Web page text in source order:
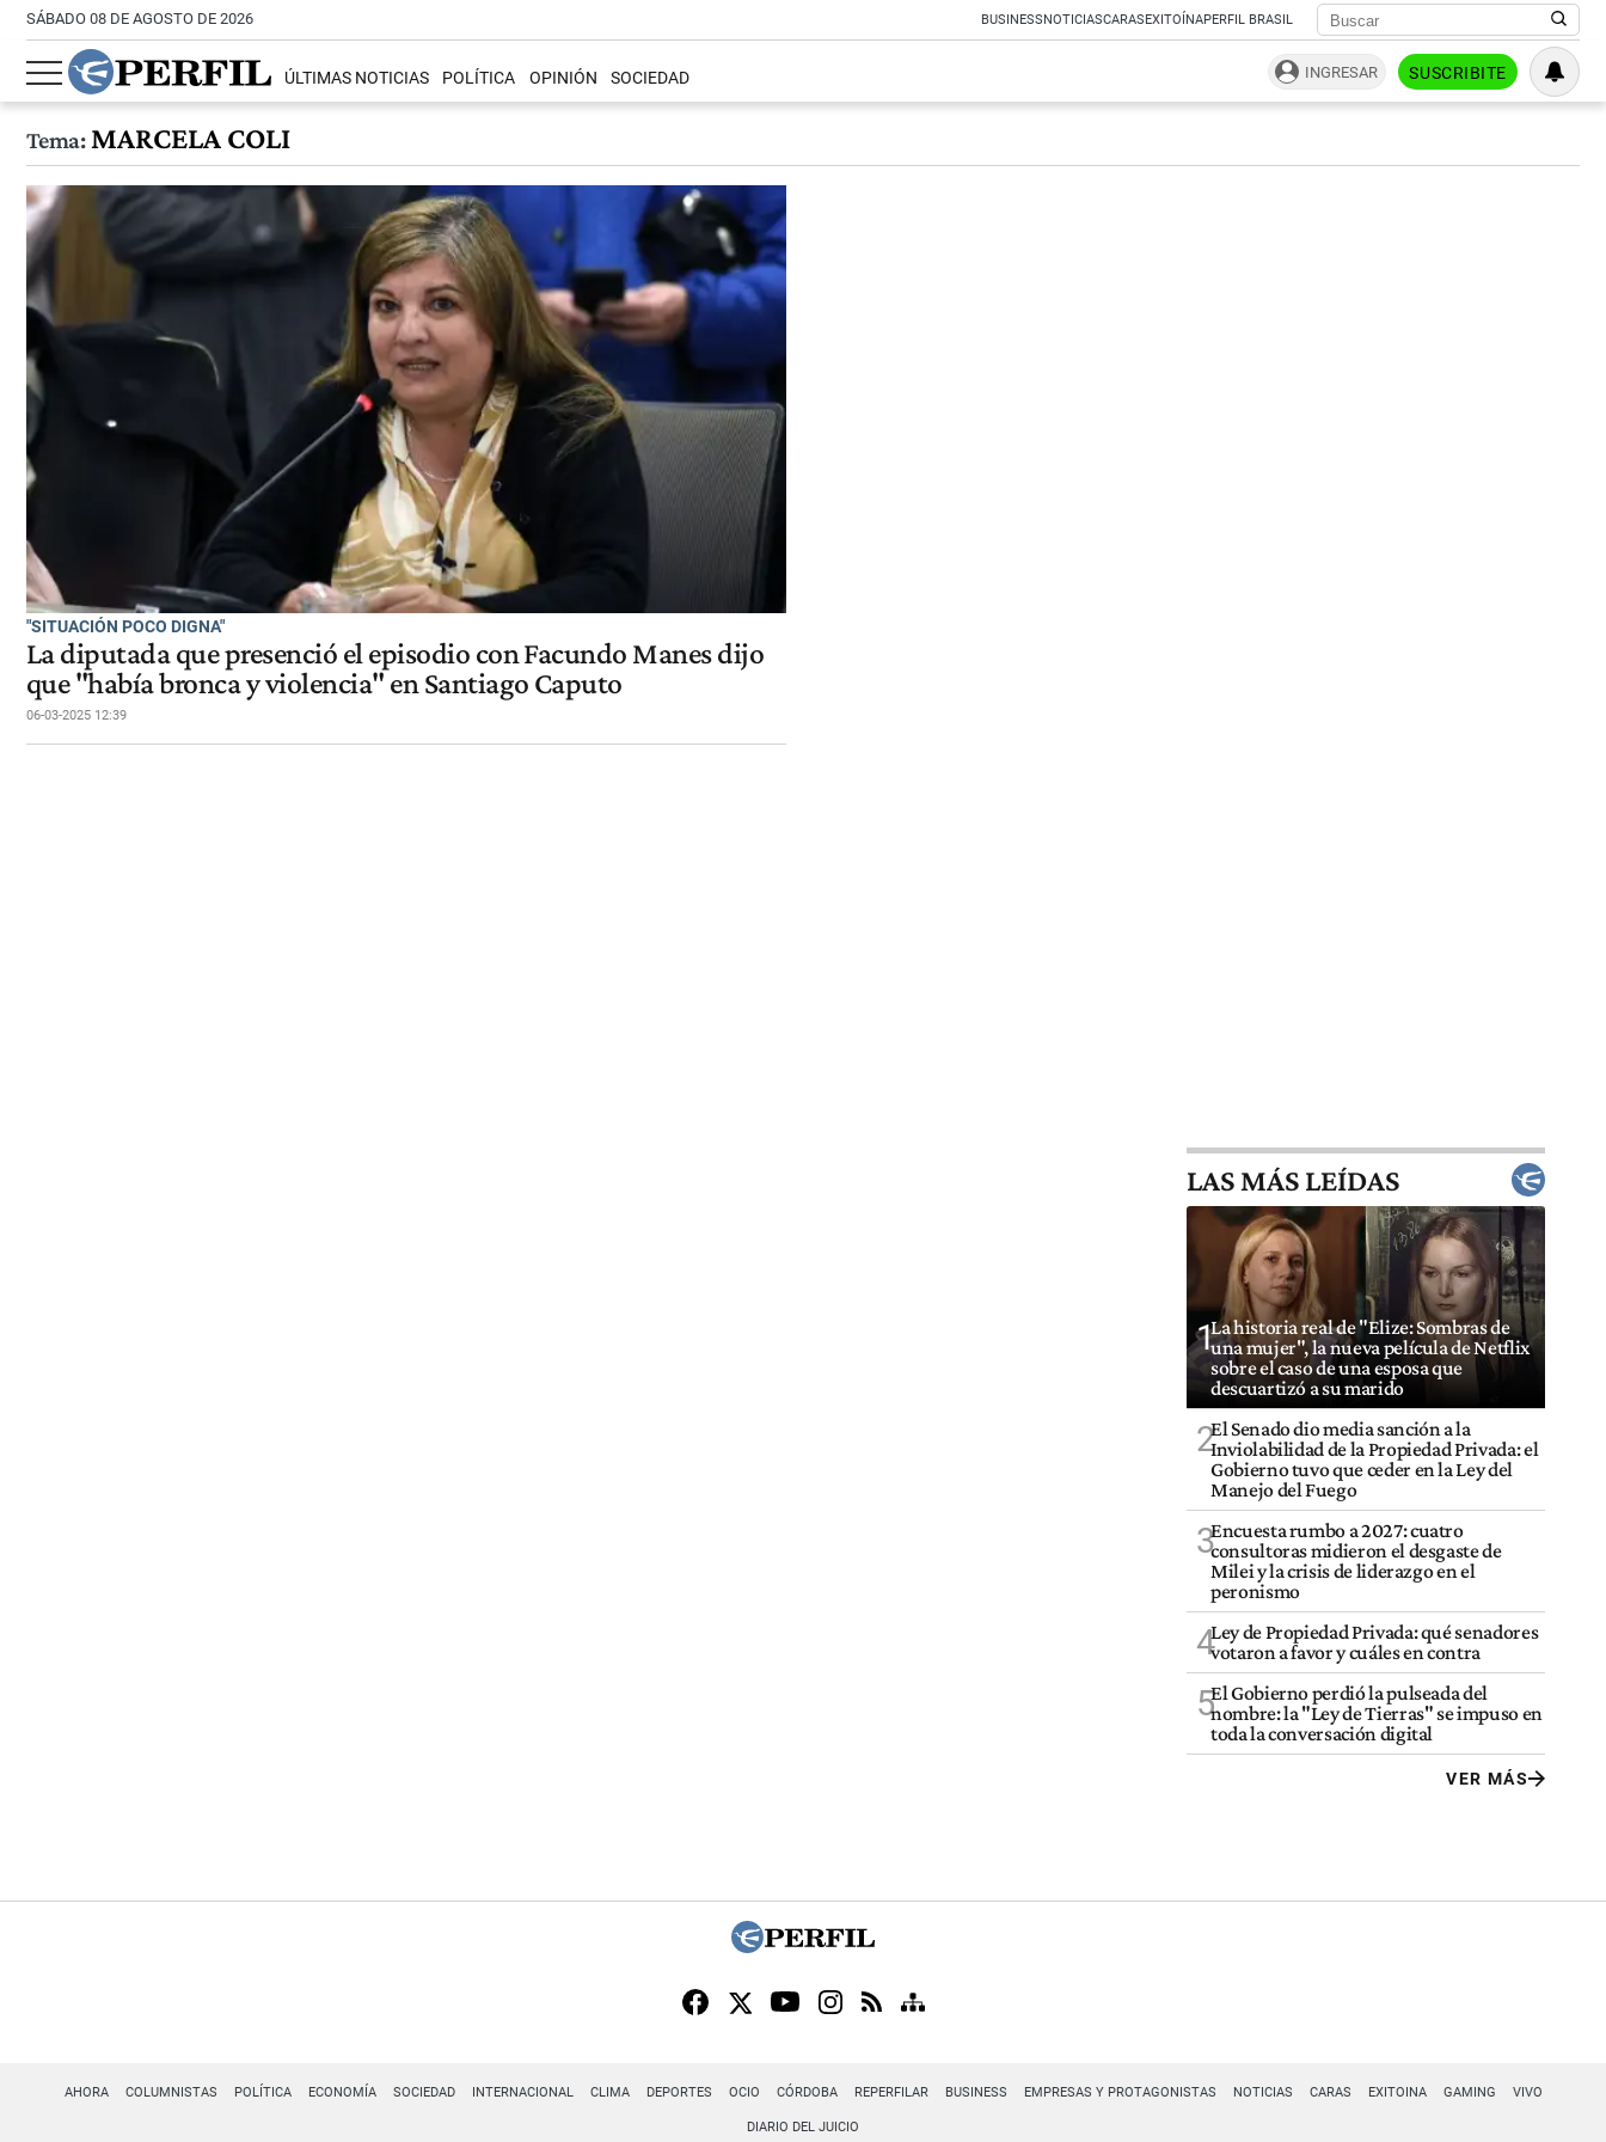
SÁBADO 08 DE AGOSTO DE 2026 BUSINESSNOTICIASCARASEXITOÍNAPERFIL BRASIL
ÚLTIMAS NOTICIAS POLÍTICA OPINIÓN SOCIEDAD INGRESAR SUSCRIBITE
Tema:MARCELA COLI
"SITUACIÓN POCO DIGNA"
La diputada que presenció el episodio con Facundo Manes dijo
que "había bronca y violencia" en Santiago Caputo
06-03-2025 12:39
LAS MÁS LEÍDAS
1La historia real de "Elize: Sombras de
una mujer", la nueva película de Netflix
sobre el caso de una esposa que
descuartizó a su marido
2El Senado dio media sanción a la
Inviolabilidad de la Propiedad Privada: el
Gobierno tuvo que ceder en la Ley del
Manejo del Fuego
3Encuesta rumbo a 2027: cuatro
consultoras midieron el desgaste de
Milei y la crisis de liderazgo en el
peronismo
4Ley de Propiedad Privada: qué senadores
votaron a favor y cuáles en contra
5El Gobierno perdió la pulseada del
nombre: la "Ley de Tierras" se impuso en
toda la conversación digital
VER MÁS
AHORA COLUMNISTAS POLÍTICA ECONOMÍA SOCIEDAD INTERNACIONAL CLIMA DEPORTES OCIO CÓRDOBA REPERFILAR BUSINESS EMPRESAS Y PROTAGONISTAS NOTICIAS CARAS EXITOINA GAMING VIVO
DIARIO DEL JUICIO